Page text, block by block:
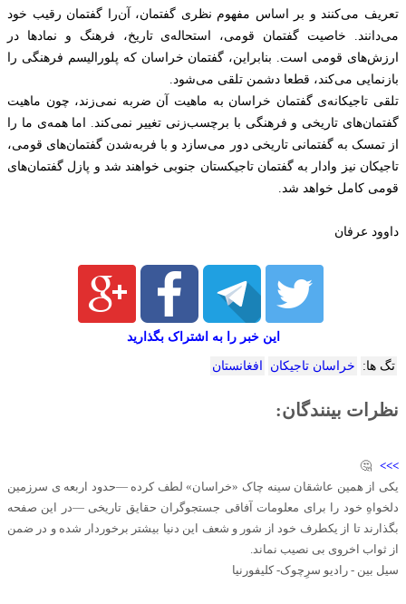
تعریف می‌کنند و بر اساس مفهوم نظری گفتمان، آن‌را گفتمان رقیب خود
می‌دانند. خاصیت گفتمان قومی، استحاله‌ی تاریخ، فرهنگ و نمادها در
ارزش‌های قومی است. بنابراین، گفتمان خراسان که پلورالیسم فرهنگی را
بازنمایی می‌کند، قطعا دشمن تلقی می‌شود.
تلقی تاجیکانه‌ی گفتمان خراسان به ماهیت آن ضربه نمی‌زند، چون ماهیت
گفتمان‌های تاریخی و فرهنگی با برچسب‌زنی تغییر نمی‌کند. اما همه‌ی ما را
از تمسک به گفتمانی تاریخی دور می‌سازد و با فربه‌شدن گفتمان‌های قومی،
تاجیکان نیز وادار به گفتمان تاجیکستان جنوبی خواهند شد و پازل گفتمان‌های
قومی کامل خواهد شد.
داوود عرفان
این خبر را به اشتراک بگذارید
تگ ها: خراسان تاجیکان افغانستان
نظرات بینندگان:
>>>
🤔
یکی از همین عاشقان سینه چاک «خراسان» لطف کرده —حدود اربعه ی سرزمین
دلخواهِ خود ‌را برای معلومات آفاقی جستجوگران حقایق تاریخی —در این صفحه
بگذارند تا از یکطرف خود از شور و شعف این دنیا بیشتر برخوردار شده و در ضمن
از ثواب اخروی بی نصیب نماند.
سیل بین - رادیو سرِچوک- کلیفورنیا